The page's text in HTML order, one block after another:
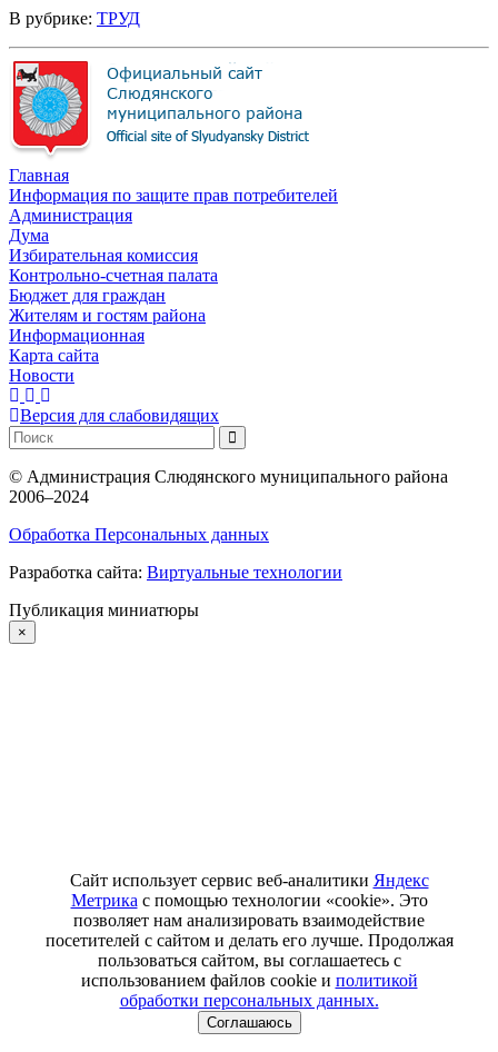
В рубрике: ТРУД
Главная
Информация по защите прав потребителей
Администрация
Дума
Избирательная комиссия
Контрольно-счетная палата
Бюджет для граждан
Жителям и гостям района
Информационная
Карта сайта
Новости
Версия для слабовидящих
© Администрация Слюдянского муниципального района
2006–2024
Обработка Персональных данных
Разработка сайта: Виртуальные технологии
Публикация миниатюры
×
Сайт использует сервис веб-аналитики Яндекс
Метрика с помощью технологии «cookie». Это
позволяет нам анализировать взаимодействие
посетителей с сайтом и делать его лучше. Продолжая
пользоваться сайтом, вы соглашаетесь с
использованием файлов cookie и политикой
обработки персональных данных.
Соглашаюсь